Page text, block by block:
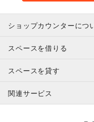
ショップカウンターにつ
利用規約・ガイドライン
特定商取引法に基づく表
補償プログラム
スペースを借りる
スペースを借りたい人へ
ユーザー利用規約
提携パートナー
スペースを貸す
スペースを貸したい方へ
オーナー利用規約
関連サービス